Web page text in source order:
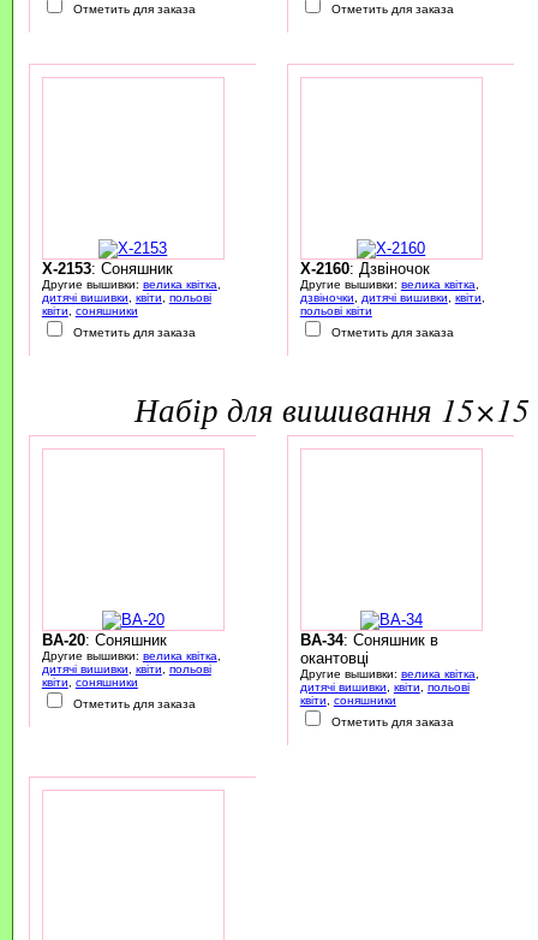
Отметить для заказа Отметить для заказа
X-2153: Соняшник
Другие вышивки: велика квітка
дитячі вишивки
квіти
польові
квіти
соняшники
Отметить для заказа
X-2160: Дзвіночок
Другие вышивки: велика квітка
дзвіночки
дитячі вишивки квіти
польові квіти
Отметить для заказа
набір для вишивання 15×15
BA-20: Соняшник
Другие вышивки: велика квітка,
дитячі вишивки, квіти, польові
квіти, соняшники
Отметить для заказа
BA-34: Соняшник в
окантовці
Другие вышивки: велика квітка,
дитячі вишивки, квіти, польові
квіти, соняшники
Отметить для заказа